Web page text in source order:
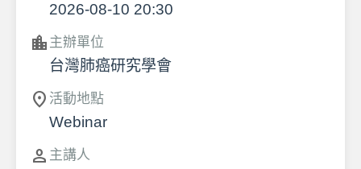
2026-08-10 20:30
location_city 主辦單位
台灣肺癌研究學會
location_on 活動地點
Webinar
person 主講人